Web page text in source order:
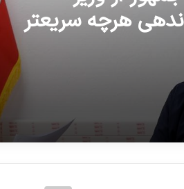
هرچه سریعتر